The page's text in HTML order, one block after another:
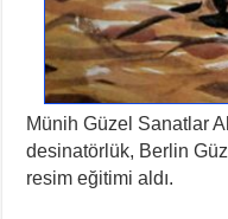
Münih Güzel Sanatlar
desinatörlük, Berlin
resim eğitimi aldı.